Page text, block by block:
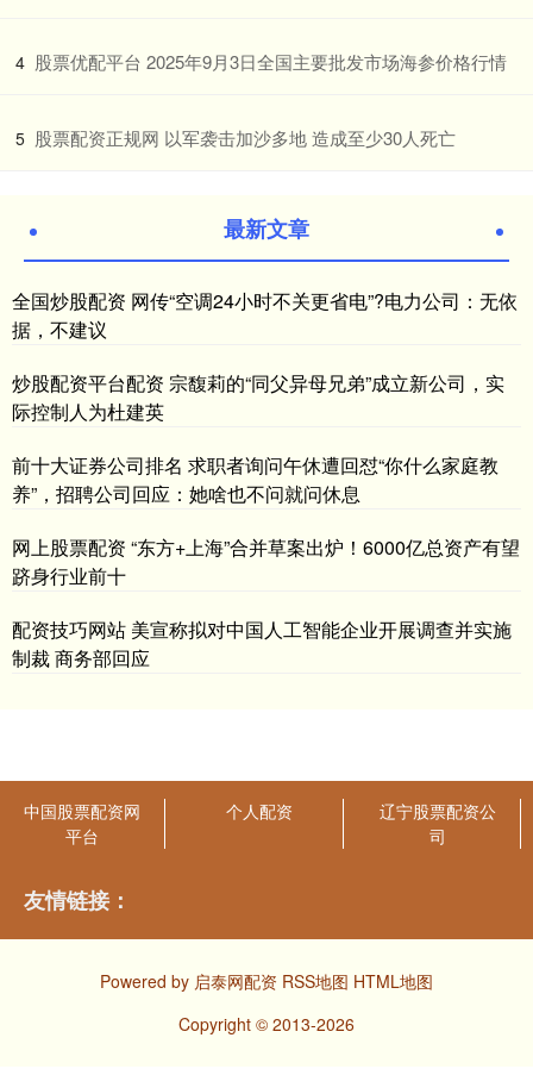
4 ​股票优配平台 2025年9月3日全国主要批发市场海参价格行情
5 ​股票配资正规网 以军袭击加沙多地 造成至少30人死亡
最新文章
全国炒股配资 网传“空调24小时不关更省电”?电力公司：无依
据，不建议
炒股配资平台配资 宗馥莉的“同父异母兄弟”成立新公司，实
际控制人为杜建英
前十大证券公司排名 求职者询问午休遭回怼“你什么家庭教
养”，招聘公司回应：她啥也不问就问休息
网上股票配资 “东方+上海”合并草案出炉！6000亿总资产有望
跻身行业前十
配资技巧网站 美宣称拟对中国人工智能企业开展调查并实施
制裁 商务部回应
中国股票配资网
平台
个人配资
辽宁股票配资公
司
友情链接：
Powered by 启泰网配资 RSS地图 HTML地图
Copyright © 2013-2026